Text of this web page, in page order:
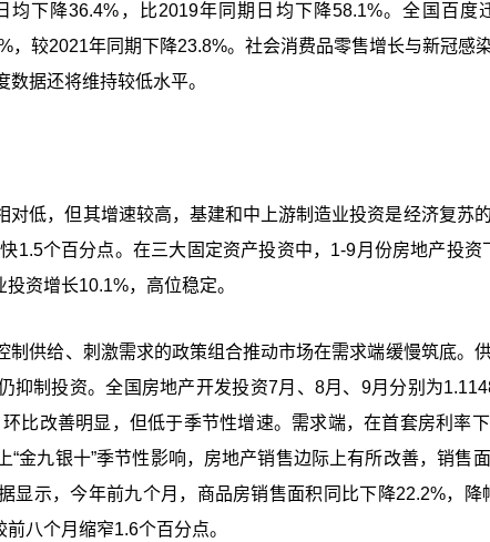
均下降36.4%，比2019年同期日均下降58.1%。全国百度
，较2021年同期下降23.8%。社会消费品零售增长与新冠感
据还将维持较低水平。
对低，但其增速较高，基建和中上游制造业投资是经济 复苏
1.5个百分点。在三大固定资产投资中，1-9月份房地产投资
资增长10.1%，高位稳定。
制供给、刺激需求的政策组合推动市场在需求端缓慢筑底。
抑制投资。全国房地产开发投资7月、8月、9月分别为
比改善明显，但低于季节性增速。需求端，在首套房利率
金九银十”季节性影响，房地产销售边际上有所改善，销售
显示，今年前九个月，商品房销售面积同比下降22.2%，
八个月缩窄1.6个百分点。